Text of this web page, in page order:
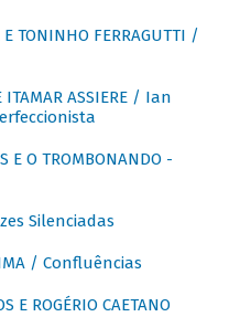
E TONINHO FERRAGUTTI /
ITAMAR ASSIERE / Ian
E O TROMBONANDO -
Silenciadas
/ Confluências
E ROGÉRIO CAETANO